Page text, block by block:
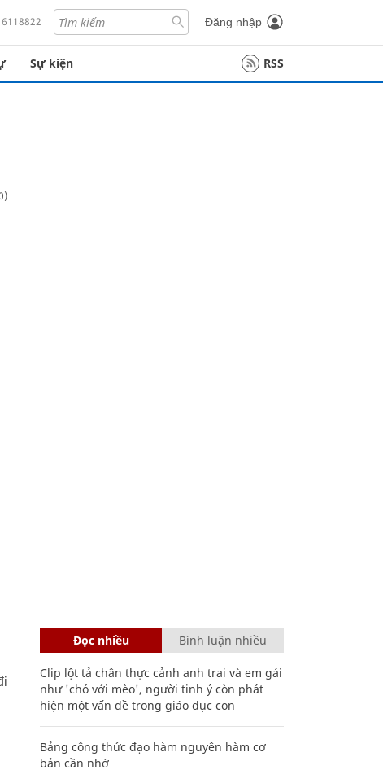
Đăng nhập
Sự kiện RSS
Đọc nhiều Bình luận nhiều
Clip lột tả chân thực cảnh anh trai và em gái
như 'chó với mèo', người tinh ý còn phát
hiện một vấn đề trong giáo dục con
Bảng công thức đạo hàm nguyên hàm cơ
bản cần nhớ